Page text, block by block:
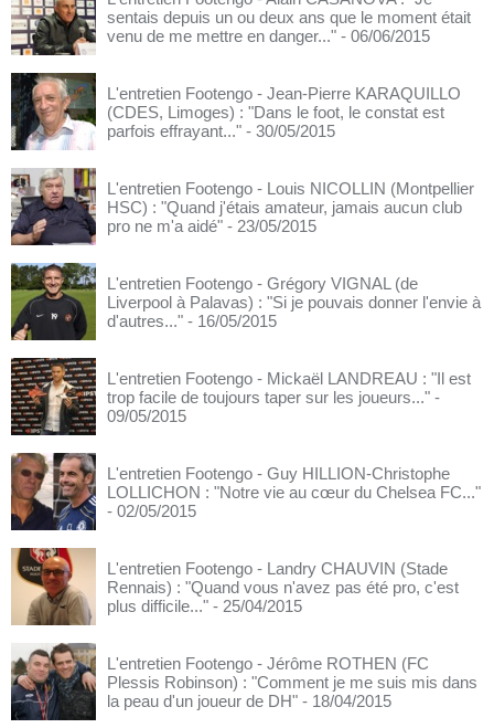
sentais depuis un ou deux ans que le moment était
venu de me mettre en danger..." - 06/06/2015
L'entretien Footengo - Jean-Pierre KARAQUILLO
(CDES, Limoges) : "Dans le foot, le constat est
parfois effrayant..." - 30/05/2015
L'entretien Footengo - Louis NICOLLIN (Montpellier
HSC) : "Quand j'étais amateur, jamais aucun club
pro ne m'a aidé" - 23/05/2015
L'entretien Footengo - Grégory VIGNAL (de
Liverpool à Palavas) : "Si je pouvais donner l'envie à
d'autres..." - 16/05/2015
L'entretien Footengo - Mickaël LANDREAU : "Il est
trop facile de toujours taper sur les joueurs..." -
09/05/2015
L'entretien Footengo - Guy HILLION-Christophe
LOLLICHON : "Notre vie au cœur du Chelsea FC..."
- 02/05/2015
L'entretien Footengo - Landry CHAUVIN (Stade
Rennais) : "Quand vous n'avez pas été pro, c'est
plus difficile..." - 25/04/2015
L'entretien Footengo - Jérôme ROTHEN (FC
Plessis Robinson) : "Comment je me suis mis dans
la peau d'un joueur de DH" - 18/04/2015